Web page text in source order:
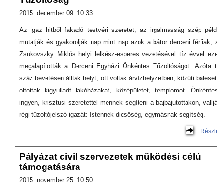
2015. december 09. 10:33
Az igaz hitből fakadó testvéri szeretet, az irgalmasság szép
mutatják és gyakorolják nap mint nap azok a bátor derceni férfiak,
Zsukovszky Miklós helyi lelkész-esperes vezetésével tíz évvel
megalapították a Derceni Egyházi Önkéntes Tűzoltóságot. Azóta
száz bevetésen álltak helyt, ott voltak árvízhelyzetben, közúti
oltottak kigyulladt lakóházakat, középületet, templomot.
ingyen, krisztusi szeretettel mennek segíteni a bajbajutottakon,
régi tűzoltójelszó igazát: Istennek dicsőség, egymásnak segítség.
Pályázat civil szervezetek működési célú
támogatására
2015. november 25. 10:50